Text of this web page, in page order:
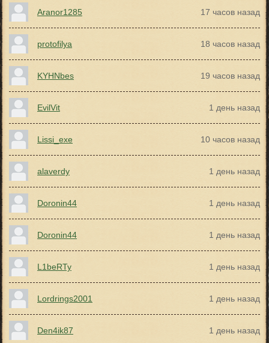
Aranor1285 17 часов назад
protofilya 18 часов назад
KYHNbes 19 часов назад
EvilVit 1 день назад
Lissi_exe 10 часов назад
alaverdy 1 день назад
Doronin44 1 день назад
Doronin44 1 день назад
L1beRTy 1 день назад
Lordrings2001 1 день назад
Den4ik87 1 день назад